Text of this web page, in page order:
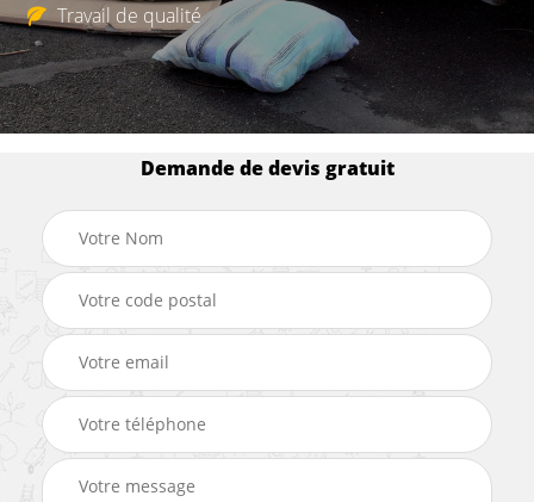
Travail de qualité
Demande de devis gratuit